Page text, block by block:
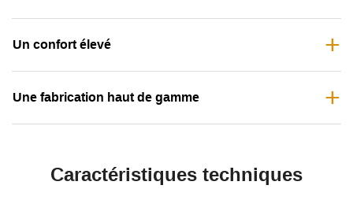
Un confort élevé
Une fabrication haut de gamme
Caractéristiques techniques